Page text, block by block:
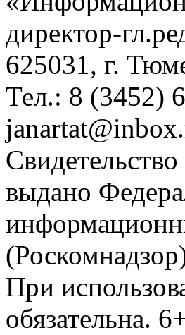
директор-
625031, г.
Тел.: 8 (3452)
выдано
При
обязательна.